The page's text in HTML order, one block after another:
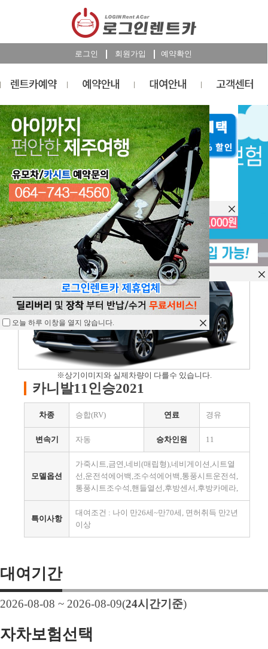
로그인 회원가입 예약확인
렌트카예약
RESERVATION
렌트카 예약하기
※상기이미지와 실제차량이 다를수 있습니다.
카니발11인승2021
차종 승합(RV) 연료 경유
변속기 자동 승차인원 11
모델옵션
가죽시트,금연,네비(매립형),네비게이션,시트열
선,운전석에어백,조수석에어백,통풍시트운전석,
통풍시트조수석,핸들열선,후방센서,후방카메라,
특이사항
대여조건 : 나이 만26세~만70세, 면허취득 만2년
이상
대여기간
2026-08-08 ~ 2026-08-09(24시간기준)
자차보험선택
오늘 하루 이창을 열지 않습니다.
오늘 하루 이창을 열지 않습니다.
오늘 하루 이창을 열지 않습니다.
오늘 하루 이창을 열지 않습니다.